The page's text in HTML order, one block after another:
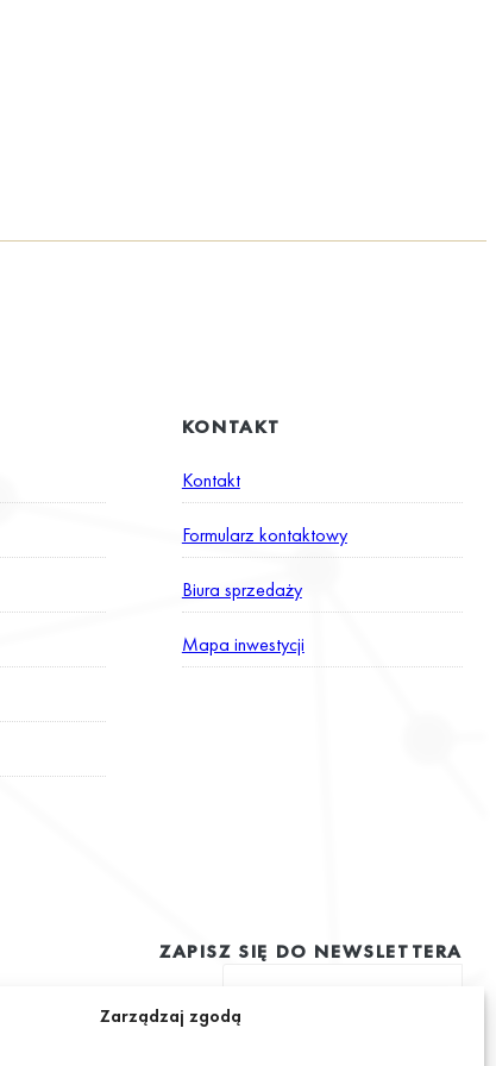
Zarządzaj zgodą
KONTAKT
Kontakt
Formularz kontaktowy
Biura sprzedaży
Mapa inwestycji
ZAPISZ SIĘ DO NEWSLETTERA